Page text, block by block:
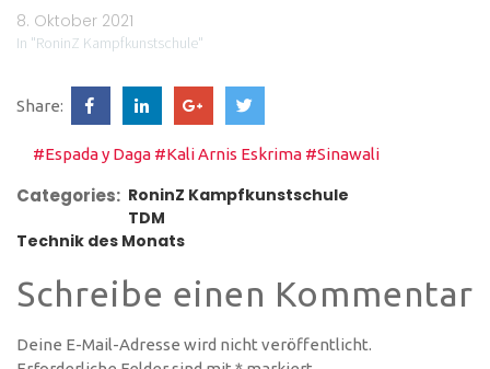
8. Oktober 2021
In "RoninZ Kampfkunstschule"
Share:
#Espada y Daga #Kali Arnis Eskrima #Sinawali
Categories: RoninZ Kampfkunstschule
TDM
Technik des Monats
Schreibe einen Kommentar
Deine E-Mail-Adresse wird nicht veröffentlicht.